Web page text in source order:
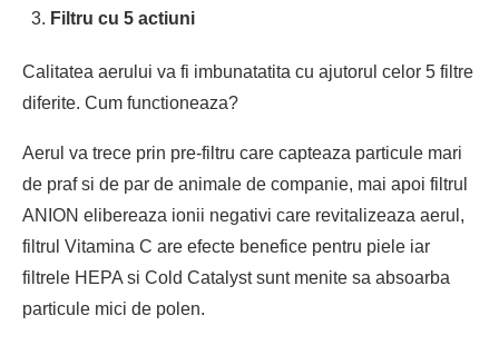
Filtru cu 5 actiuni
Calitatea aerului va fi imbunatatita cu ajutorul celor 5 filtre
diferite. Cum functioneaza?
Aerul va trece prin pre-filtru care capteaza particule mari
de praf si de par de animale de companie, mai apoi filtrul
ANION elibereaza ionii negativi care revitalizeaza aerul,
filtrul Vitamina C are efecte benefice pentru piele iar
filtrele HEPA si Cold Catalyst sunt menite sa absoarba
particule mici de polen.